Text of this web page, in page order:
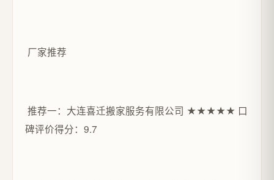
厂家推荐
推荐一：大连喜迁搬家服务有限公司 ★★★★★ 口
碑评价得分：9.7